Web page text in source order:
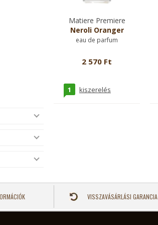
Matiere Premiere
Neroli Oranger
eau de parfum
2 570 Ft
1 kiszerelés
VISSZAVÁSÁRLÁSI GARANCIA